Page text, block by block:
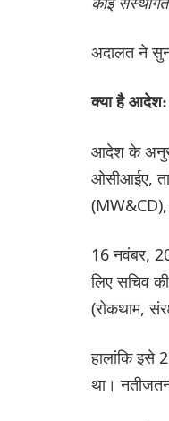
अदालत ने
क्या है आदेश:
आदेश के
ओसीआईए,
(MW&CD),
16 नवंबर,
लिए सचिव
(रोकथाम,
हालांकि इसे
था।